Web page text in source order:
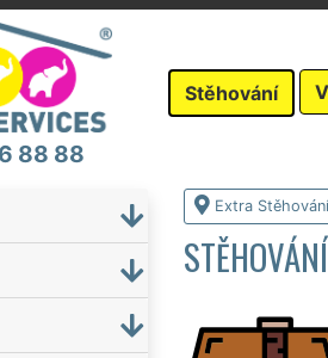
88 88
Stěhování
Extra Stěhování